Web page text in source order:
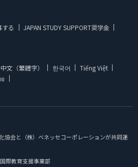
る JAPAN STUDY SUPPORT奨学金
中文（繁體字） 한국어
Tiếng Việt
協会と（株）ベネッセコーポレーションが共同運
際教育支援事業部